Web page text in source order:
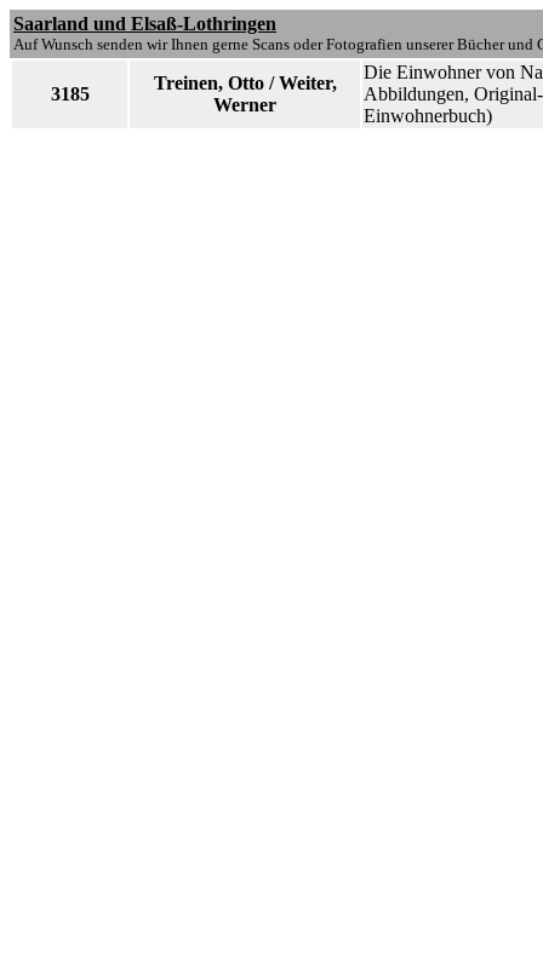
Saarland und Elsaß-Lothringen
Auf Wunsch senden wir Ihnen gerne Scans oder Fotografien unserer Bücher und
3185
Treinen, Otto / Weiter,
Werner
Die Einwohner von
Abbildungen,
Einwohnerbuch)